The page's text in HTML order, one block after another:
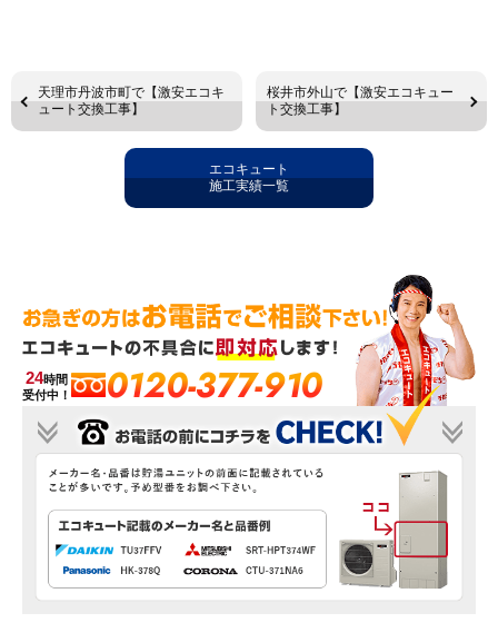
天理市丹波市町で【激安エコキ
ュート交換工事】
桜井市外山で【激安エコキュー
ト交換工事】
エコキュート
施工実績一覧
24時間
受付中！
0120-377-910